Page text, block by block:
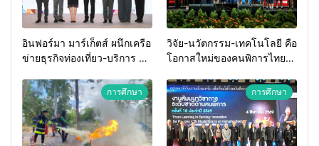
อินฟอร์มา มาร์เก็ตส์ ผนึกเครือ
ข่ายธุรกิจท่องเที่ยว-บริการ จัด
2026 เชื่อม 4 งานใหญ่ สร้าง
โอกาสธุรกิจครบวงจร ด้วย
ครับ
วิจัย-นวัตกรรม-เทคโนโลยี คือ
โอกาสใหม่ของคนพิการไทย
ประเทศ
การศึกษา การศึกษา